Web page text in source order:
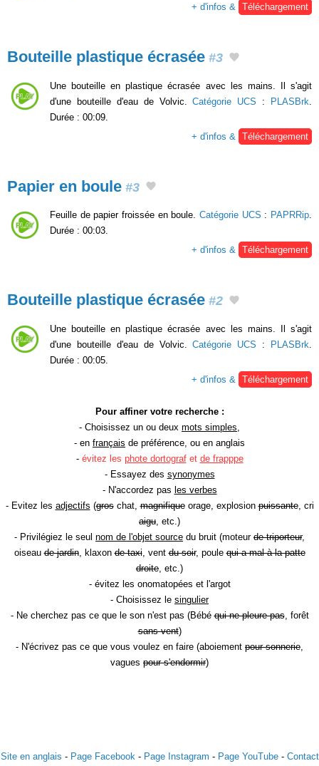
+ d'infos &
Téléchargement
Bouteille plastique écrasée #3
Une bouteille en plastique écrasée avec les mains. Il s'agit
d'une bouteille d'eau de Volvic.Catégorie UCS : PLASBrk
Durée : 00:09.
+ d'infos &
Téléchargement
Papier en boule #3
Feuille de papier froissée en boule. Catégorie UCS : PAPRRip.
Durée : 00:03.
+ d'infos & Téléchargement
Bouteille plastique écrasée #2
Une bouteille en plastique écrasée avec les mains. Il s'agit
d'une bouteille d'eau de Volvic.Catégorie UCS : PLASBrk
Durée : 00:05.
+ d'infos &
Téléchargement
Pour affiner votre recherche :
- Choisissez un ou deux mots simples
- en français de préférence, ou en anglais
- évitez les phote dortografet de frapppe
- Essayez des synonymes
- N'accordez pas les verbes
- Evitez les adjectifs (groschat,magnifiqueorage, explosionpuissante, cri
aigu , etc.)
- Privilégiez le seul nom de l'objet source du bruit (moteur de triporteur,
oiseaude jardin, klaxonde taxi, ventdu soir, poulequi a mal à la patte
droite , etc.)
- évitez les onomatopées et l'argot
- Choisissez le singulier
- Ne cherchez pas ce que le son n'est pas (Bébéqui ne pleure pas, forêt
sans vent)
- N'écrivez pas ce que vous voulez en faire (aboiement pour sonnerie
vagues pour s'endormir)
Site en anglais - Page Facebook - Page Instagram - Page YouTube- Contact